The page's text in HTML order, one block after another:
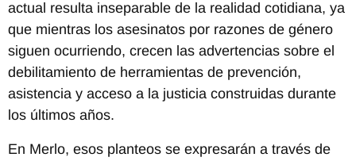
actual resulta inseparable de la realidad cotidiana, ya
que mientras los asesinatos por razones de género
siguen ocurriendo, crecen las advertencias sobre el
debilitamiento de herramientas de prevención,
asistencia y acceso a la justicia construidas durante
los últimos años.
En Merlo, esos planteos se expresarán a través de